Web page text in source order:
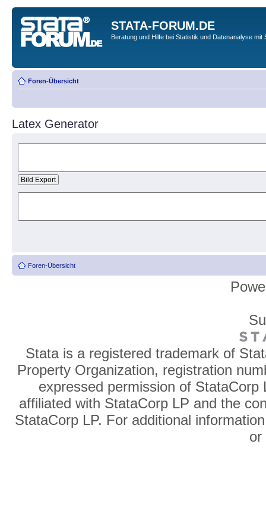
STATA-FORUM.DE
Beratung und Hilfe bei Statistik und Datenanalyse mit
Foren-Übersicht
Latex Generator
Foren-Übersicht
Stata is a registered trademark of
Property Organization, registration
expressed permission of
affiliated with StataCorp LP and the
StataCorp LP. For additional
or